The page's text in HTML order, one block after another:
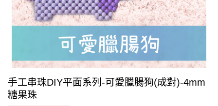
手工串珠DIY平面系列-可愛臘腸狗(成對)-4mm
糖果珠